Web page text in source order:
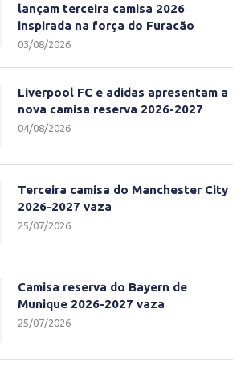
lançam terceira camisa 2026
inspirada na força do Furacão
03/08/2026
Liverpool FC e adidas apresentam a
nova camisa reserva 2026-2027
04/08/2026
Terceira camisa do Manchester City
2026-2027 vaza
25/07/2026
Camisa reserva do Bayern de
Munique 2026-2027 vaza
25/07/2026